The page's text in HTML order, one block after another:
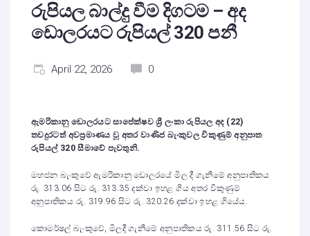
රුපියල බාල්දු වීම දිගටම – අද
ඩොලරයට රුපියල් 320 පනී
April 22, 2026 0
ඇමරිකානු ඩොලරයට සාපේක්ෂව ශ්‍රී ලංකා රුපියල අද (22)
තවදුරටත් අවප්‍රමාණය වූ අතර වාණිජ බැංකුවල විකුණුම් අනුපාත
රුපියල් 320සීමාවේ පැවතුනි.
මහජන බැංකුවේ ඇමරිකානු ඩොලරයේ මිල දී ගැනීමේ අනුපාතිකය
රු. 313.06 සිට රු. 313.35 දක්වා ඉහළ ගිය අතර විකුණුම්
අනුපාතිකය රු. 319.96 සිට රු. 320.26 දක්වා ඉහළ ගියේය.
කොමර්ෂල් බැංකුවේ, මිලදී ගැනීමේ අනුපාතිකය රු. 311.56 සිට රු.